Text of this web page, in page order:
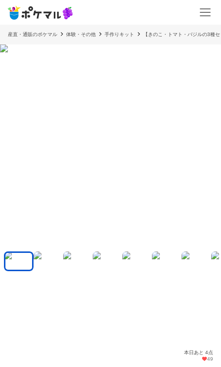
産直・通販のポケマル 体験・その他 手作りキット 【きのこ・トマト・バジルの3種
本日あと 4点
49